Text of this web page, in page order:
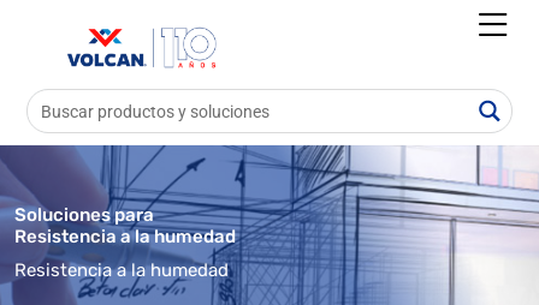
Soluciones para
Resistencia a la humedad
Resistencia a la humedad